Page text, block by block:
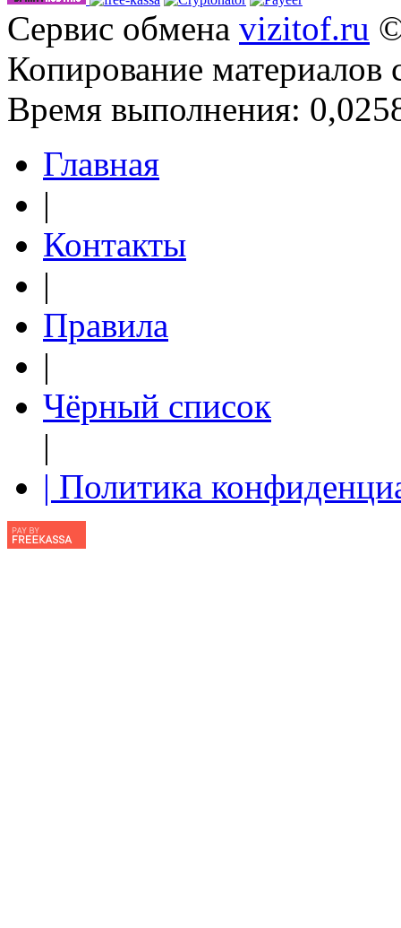
Сервис обмена vizitof.ru
Копирование материалов
Время выполнения:
Главная
|
Контакты
|
Правила
|
Чёрный список
|
| Политика